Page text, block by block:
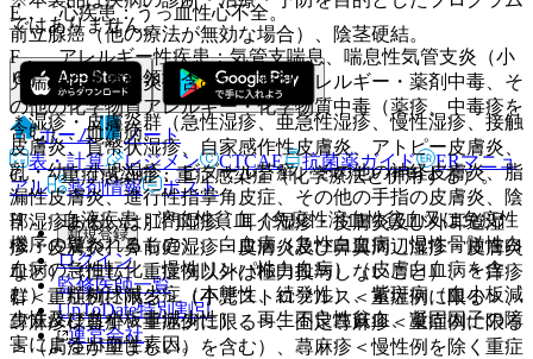
前立腺癌（他の療法が無効な場合）、陰茎硬結。
６）． 皮膚科領域：
＊湿疹・皮膚炎群（急性湿疹、亜急性湿疹、慢性湿疹、接触
皮膚炎、貨幣状湿疹、自家感作性皮膚炎、アトピー皮膚炎、
乳・幼・小児湿疹、ビダール苔癬、その他の神経皮膚炎、脂
漏性皮膚炎、進行性指掌角皮症、その他の手指の皮膚炎、陰
部湿疹あるいは肛門湿疹、耳介湿疹・皮膚炎及び外耳道湿
疹・皮膚炎、鼻前庭湿疹・皮膚炎及び鼻翼周辺湿疹・皮膚炎
など）（但し、重症例以外は極力投与しないこと）、＊痒疹
群＜重症例に限る＞（小児ストロフルス＜重症例に限る＞、
蕁麻疹様苔癬＜重症例に限る＞、固定蕁麻疹＜重症例に限る
＞（局注が望ましい）を含む）、蕁麻疹＜慢性例を除く重症
E． 心疾患：うっ血性心不全。
F． アレルギー性疾患：気管支喘息、喘息性気管支炎（小
児喘息性気管支炎を含む）、薬剤アレルギー・薬剤中毒、そ
の他の化学物質アレルギー・化学物質中毒（薬疹、中毒疹を
含む）、血清病。
G． 重症感染症：重症感染症（化学療法と併用する）。
H． 血液疾患：溶血性貧血（免疫性溶血性貧血又は免疫性
機序の疑われるもの）、白血病（急性白血病、慢性骨髄性白
血病の急性転化、慢性リンパ性白血病）（皮膚白血病を含
む）、顆粒球減少症（本態性、続発性）、紫斑病（血小板減
少性及び血小板非減少性）、再生不良性貧血、凝固因子の障
害による出血性素因。
ではありません。
ホーム
ノート
表・計算
レジメン CTCAE 抗菌薬ガイド
ERマニュ
アル
薬剤情報 ポスト
新規登録
ログイン
監修医師一覧
UpToDate特別割引
運営会社